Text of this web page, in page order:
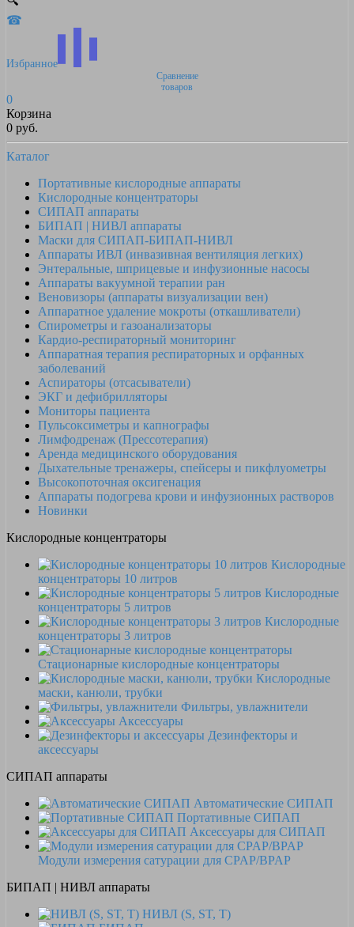
☎
Избранное
Сравнение
товаров
0
Корзина
0 руб.
Каталог
Портативные кислородные аппараты
Кислородные концентраторы
СИПАП аппараты
БИПАП | НИВЛ аппараты
Маски для СИПАП-БИПАП-НИВЛ
Аппараты ИВЛ (инвазивная вентиляция легких)
Энтеральные, шприцевые и инфузионные насосы
Аппараты вакуумной терапии ран
Веновизоры (аппараты визуализации вен)
Аппаратное удаление мокроты (откашливатели)
Спирометры и газоанализаторы
Кардио-респираторный мониторинг
Аппаратная терапия респираторных и орфанных
заболеваний
Аспираторы (отсасыватели)
ЭКГ и дефибрилляторы
Мониторы пациента
Пульсоксиметры и капнографы
Лимфодренаж (Прессотерапия)
Аренда медицинского оборудования
Дыхательные тренажеры, спейсеры и пикфлуометры
Высокопоточная оксигенация
Аппараты подогрева крови и инфузионных растворов
Новинки
Кислородные концентраторы
Кислородные
концентраторы 10 литров
Кислородные
концентраторы 5 литров
Кислородные
концентраторы 3 литров
Стационарные кислородные концентраторы
Кислородные
маски, канюли, трубки
Фильтры, увлажнители
Аксессуары
Дезинфекторы и
аксессуары
СИПАП аппараты
Автоматические СИПАП
Портативные СИПАП
Аксессуары для СИПАП
Модули измерения сатурации для CPAP/BPAP
БИПАП | НИВЛ аппараты
НИВЛ (S, ST, T)